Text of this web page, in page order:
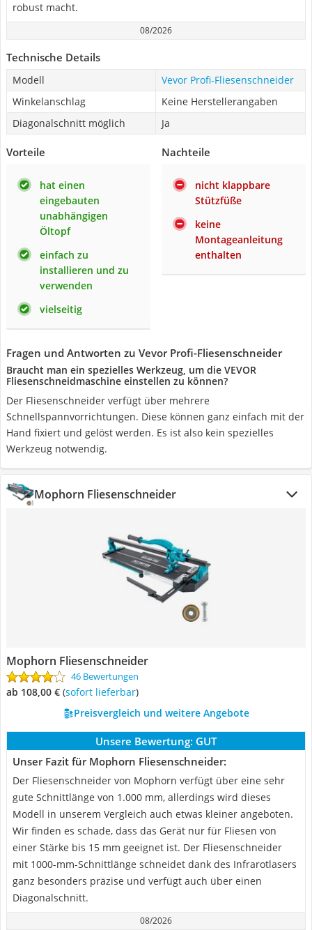
robust macht.
08/2026
Technische Details
Modell
Vevor Profi-Fliesenschneider
Winkelanschlag
Keine Herstellerangaben
Diagonalschnitt möglich
Ja
Vorteile
hat einen
eingebauten
unabhängigen
Öltopf
einfach zu
installieren und zu
verwenden
vielseitig
Nachteile
nicht klappbare
Stützfüße
keine
Montageanleitung
enthalten
Fragen und Antworten zu Vevor Profi-Fliesenschneider
Braucht man ein spezielles Werkzeug, um die VEVOR
Fliesenschneidmaschine einstellen zu können?
Der Fliesenschneider verfügt über mehrere
Schnellspannvorrichtungen. Diese können ganz einfach mit der
Hand fixiert und gelöst werden. Es ist also kein spezielles
Werkzeug notwendig.
Mophorn Fliesenschneider
Mophorn Fliesenschneider
46 Bewertungen
ab 108,00 € ( Sofort lieferbar)
Preisvergleich und weitere Angebote
Unsere Bewertung: GUT
Unser Fazit für Mophorn Fliesenschneider:
Der Fliesenschneider von Mophorn verfügt über eine sehr
gute Schnittlänge von 1.000 mm, allerdings wird dieses
Modell in unserem Vergleich auch etwas kleiner angeboten.
Wir finden es schade, dass das Gerät nur für Fliesen von
einer Stärke bis 15 mm geeignet ist. Der Fliesenschneider
mit 1000-mm-Schnittlänge schneidet dank des Infrarotlasers
ganz besonders präzise und verfügt auch über einen
Diagonalschnitt.
08/2026